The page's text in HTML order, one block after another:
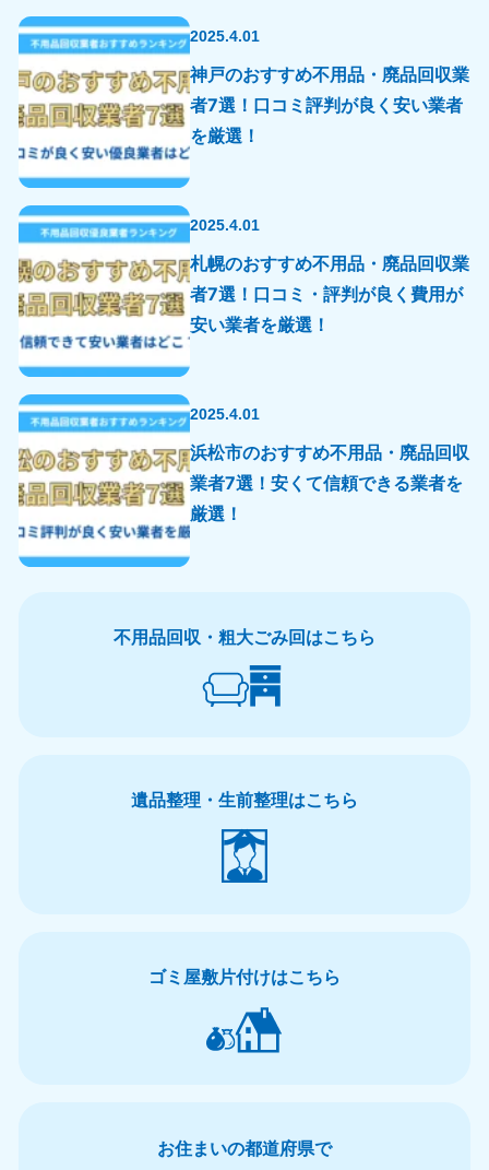
2025.4.01
神戸のおすすめ不用品・廃品回収業
者7選！口コミ評判が良く安い業者
を厳選！
2025.4.01
札幌のおすすめ不用品・廃品回収業
者7選！口コミ・評判が良く費用が
安い業者を厳選！
2025.4.01
浜松市のおすすめ不用品・廃品回収
業者7選！安くて信頼できる業者を
厳選！
不用品回収・粗大ごみ回はこちら
遺品整理・生前整理はこちら
ゴミ屋敷片付けはこちら
お住まいの都道府県で